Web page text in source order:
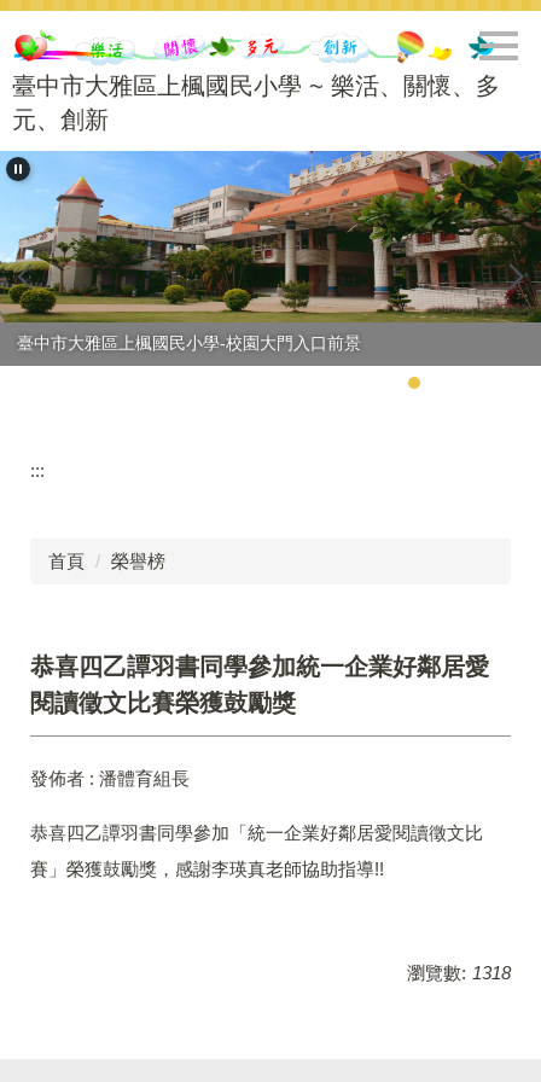
跳
到
主
要
內
容
區
臺中市大雅區上楓國民小學 ~ 樂活、關懷、多
元、創新
臺中市大雅區上楓國民小學56週年校慶-學生進場
:::
首頁 榮譽榜
恭喜四乙譚羽書同學參加統一企業好鄰居愛
閱讀徵文比賽榮獲鼓勵獎
發佈者 : 潘體育組長
恭喜四乙譚羽書同學參加「統一企業好鄰居愛閱讀徵文比
賽」榮獲鼓勵獎，感謝李瑛真老師協助指導!!
瀏覽數: 1318